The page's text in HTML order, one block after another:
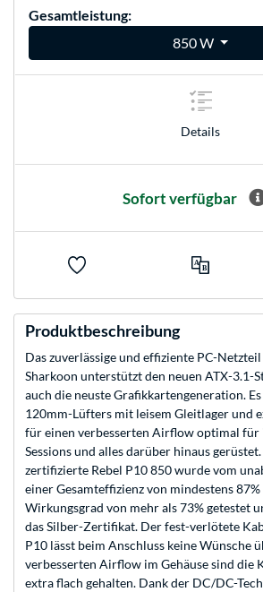
Gesamtleistung:
850 W
Details
Sofort verfügbar
Produktbeschreibung
Das zuverlässige und effiziente PC-
Sharkoon unterstützt den neuen ATX-3.1-
auch die neuste Grafikkartengeneration.
120mm-Lüfters mit leisem Gleitlager und
für einen verbesserten Airflow optimal für
Sessions und alles darüber hinaus
zertifizierte Rebel P10 850 wurde vom
einer Gesamteffizienz von mindestens
Wirkungsgrad von mehr als 73% getestet
das Silber-Zertifikat. Der fest-verlötete
P10 lässt beim Anschluss keine Wünsche
verbesserten Airflow im Gehäuse sind die
extra flach gehalten. Dank der DC/DC-